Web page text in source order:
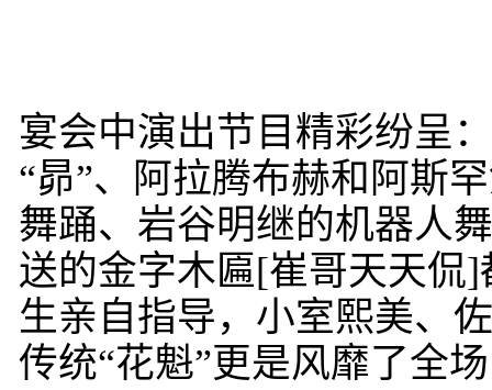
宴会中演出节目精彩纷呈
“昴”、阿拉腾布赫和阿斯
舞踊、岩谷明继的机器人
送的金字木匾[崔哥天天侃
生亲自指导，小室熙美、
传统“花魁”更是风靡了全